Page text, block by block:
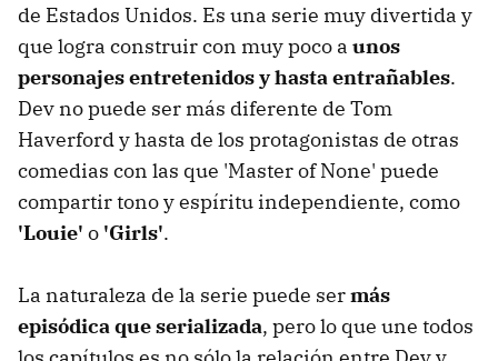
de Estados Unidos. Es una serie muy divertida y
que logra construir con muy poco a unos
personajes entretenidos y hasta entrañables.
Dev no puede ser más diferente de Tom
Haverford y hasta de los protagonistas de otras
comedias con las que 'Master of None' puede
compartir tono y espíritu independiente, como
'Louie' o 'Girls'.
La naturaleza de la serie puede sermás
episódica que serializada, pero lo que une todos